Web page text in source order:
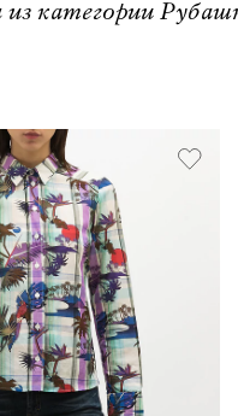
категории